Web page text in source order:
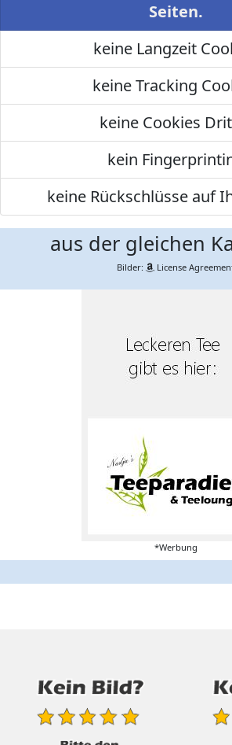
Seiten.
keine Langzeit
keine Tracking
keine Cookies
kein
keine Rückschlüsse auf
aus der gleichen
Bilder: License
*Werbung